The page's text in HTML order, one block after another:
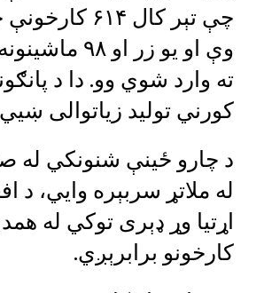
چې تېر کال
وې او یو زر او
ته وارد شوي وو. دا د
کورني تولید زیاتوالی
د چارو ځينې شنونکي له
له ملاتړ سربېره وايي، د
اړتیا وړ ډېری توکي له
کارخونو برابرېږي.